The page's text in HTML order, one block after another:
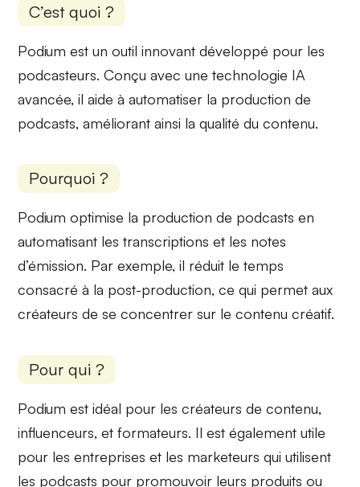
C’est quoi ?
Podium est un outil innovant développé pour les
podcasteurs. Conçu avec une technologie IA
avancée, il aide à automatiser la production de
podcasts, améliorant ainsi la qualité du contenu.
Pourquoi ?
Podiumoptimise la production de podcasts en
automatisant les transcriptions et les notes
d’émission. Par exemple, il réduit le temps
consacré à la post-production, ce qui permet aux
créateurs de se concentrer sur le contenu créatif.
Pour qui ?
Podium est idéal pour lescréateurs de contenu,
influenceurs, etformateurs. Il est également utile
pour lesentreprises et les marketeurs qui utilisent
les podcasts pour promouvoir leurs produits ou